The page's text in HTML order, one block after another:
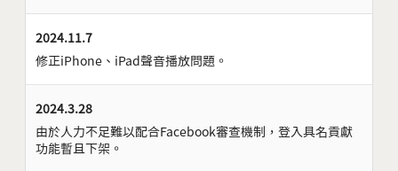
2024.11.7
修正iPhone、iPad聲音播放問題。
2024.3.28
由於人力不足難以配合Facebook審查機制，登入具名貢獻
功能暫且下架。